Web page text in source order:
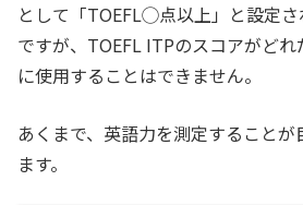
として「TOEFL◯点以上」と設定
ですが、TOEFL ITPのスコアがど
に使用することはできません。
あくまで、英語力を測定すること
ます。